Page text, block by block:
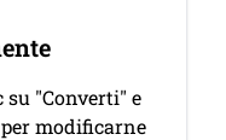
su "Converti" e
modificarne